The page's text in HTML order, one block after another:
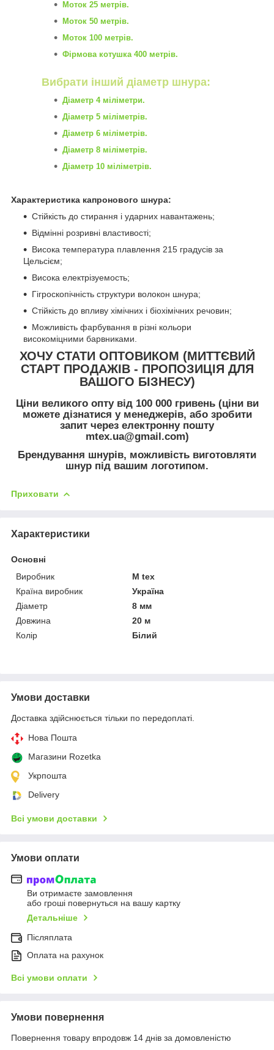
Моток 25 метрів.
Моток 50 метрів.
Моток 100 метрів.
Фірмова котушка 400 метрів.
Вибрати інший діаметр шнура:
Діаметр 4 міліметри.
Діаметр 5 міліметрів.
Діаметр 6 міліметрів.
Діаметр 8 міліметрів.
Діаметр 10 міліметрів.
Характеристика капронового шнура:
Стійкість до стирання і ударних навантажень;
Відмінні розривні властивості;
Висока температура плавлення 215 градусів за
Цельсієм;
Висока електрізуемость;
Гігроскопічність структури волокон шнура;
Стійкість до впливу хімічних і біохімічних речовин;
Можливість фарбування в різні кольори
високоміцними барвниками.
ХОЧУ СТАТИ ОПТОВИКОМ (МИТТЄВИЙ
СТАРТ ПРОДАЖІВ - ПРОПОЗИЦІЯ ДЛЯ
ВАШОГО БІЗНЕСУ)
Ціни великого опту від 100 000 гривень (ціни ви
можете дізнатися у менеджерів, або зробити
запит через електронну пошту
mtex.ua@gmail.com)
Брендування шнурів, можливість виготовляти
шнур під вашим логотипом.
Приховати
Характеристики
Основні
Виробник
M tex
Країна виробник
Україна
Діаметр
8 мм
Довжина
20 м
Колір
Білий
Умови доставки
Доставка здійснюється тільки по передоплаті.
Нова Пошта
Магазини Rozetka
Укрпошта
Delivery
Всі умови доставки
Умови оплати
Ви отримаєте замовлення
або гроші повернуться на вашу картку
Детальніше
Післяплата
Оплата на рахунок
Всі умови оплати
Умови повернення
Повернення товару впродовж 14 днів за домовленістю